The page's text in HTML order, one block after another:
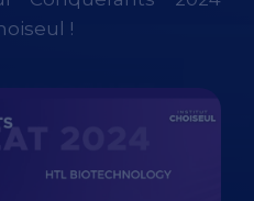
!